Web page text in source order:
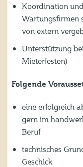
Koordination
Wartungsfirmen
von extern
Unterstützung
Mieterfesten)
Folgende
eine erfolgreich
gern im
Beruf
technisches
Geschick